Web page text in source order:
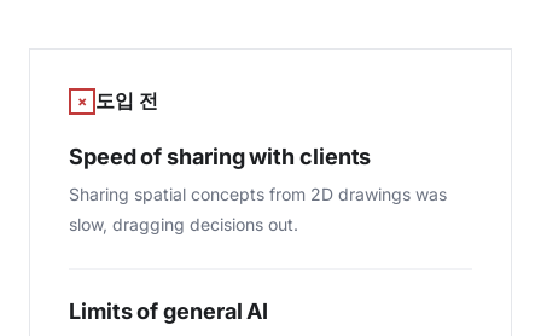
× 도입 전
Speed of sharing with clients
Sharing spatial concepts from 2D drawings was
slow, dragging decisions out.
Limits of general AI